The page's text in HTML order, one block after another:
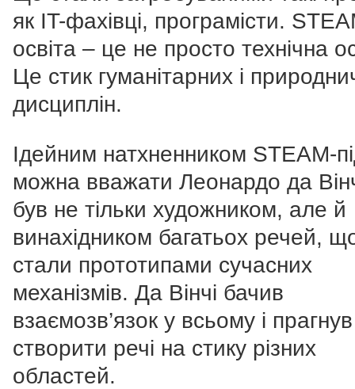
як IT-фахівці, програмісти.
освіта – це не просто технічна
Це стик гуманітарних і
дисциплін.
Ідейним натхненником STEAM-
можна вважати Леонардо да
був не тільки художником, але й
винахідником багатьох речей,
стали прототипами сучасних
механізмів. Да Вінчі бачив
взаємозв’язок у всьому і прагнув
створити речі на стику різних
областей.